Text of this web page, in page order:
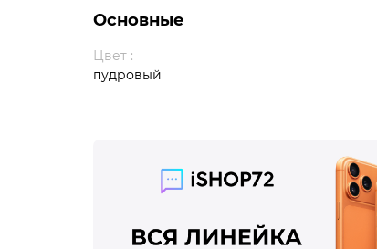
Основные
Цвет :
пудровый